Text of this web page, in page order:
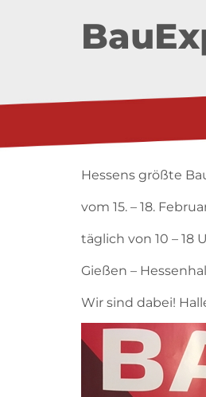
Hessens größte
vom 15. – 18.
täglich von 10 – 18
Gießen –
Wir sind dabei!